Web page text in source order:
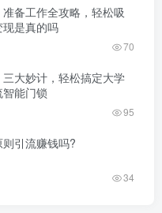
备工作全攻略，轻松吸
是真的吗
70
大妙计，轻松搞定大学
能门锁
95
引流赚钱吗?
34